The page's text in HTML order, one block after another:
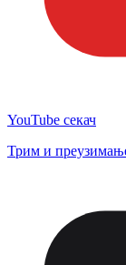
YouTube секач
Трим и